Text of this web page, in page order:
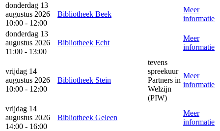
donderdag 13
augustus 2026
10:00 - 12:00
Bibliotheek Beek
Meer
informatie
donderdag 13
augustus 2026
11:00 - 13:00
Bibliotheek Echt
Meer
informatie
vrijdag 14
augustus 2026
10:00 - 12:00
Bibliotheek Stein
tevens
spreekuur
Partners in
Welzijn
(PIW)
Meer
informatie
vrijdag 14
augustus 2026
14:00 - 16:00
Bibliotheek Geleen
Meer
informatie